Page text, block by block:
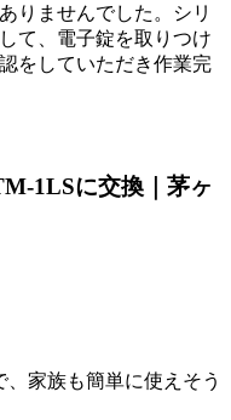
りませんでした。シリ
て、電子錠を取りつけ
をしていただき作業完
1LSに交換｜茅ヶ
家族も簡単に使えそう